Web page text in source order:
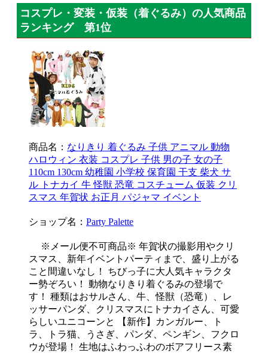
コスプレ・変装・仮装（着ぐるみ）の人気商品
ランキング 第1位
商品名： なりきり 着ぐるみ 子供 アニマル 動物
ハロウィン 衣装 コスプレ 子供 男の子 女の子
110cm 130cm 幼稚園 小学校 保育園 干支 柴犬 サ
ル トナカイ 牛 怪獣 恐竜 コスチューム 仮装 クリ
スマス 年賀状 お正月 パジャマ イベント
ショップ名： Party Palette
※メール便不可商品※ 年賀状の撮影用やクリ
スマス、新年イベントパーティまで、盛り上がる
こと間違いなし！ ちびっ子に大人気キャラクタ
ー勢ぞろい！ 動物なりきり着ぐるみの登場で
す！ 種類はおサルさん、牛、怪獣（恐竜）、レ
ッサーパンダ、クリスマスにトナカイさん、可愛
らしいユニコーンと 【新作】カンガルー、ト
ラ、トラ猫、うさぎ、パンダ、ペンギン、フクロ
ウが登場！ 生地はふわっふわのボアフリース素